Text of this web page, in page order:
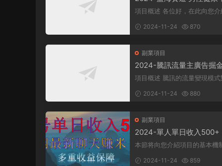
日入500+
項目概述 各位好，在此向您介紹一個
衆所周知...
2024-11-24 870
副業項目
2024-騰訊流量主廣告掘
一樣的自撸玩法，日賺
項目概述 騰訊的流量變現模式對許多
式有所了...
2024-11-24 880
副業項目
2024-單人單日收入500+
最新聊天賺米！适合所有
本節将向您介紹項目的基本機
2024-11-24 859